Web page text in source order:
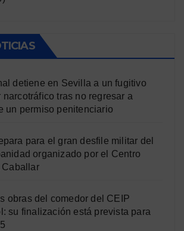
detiene en Sevilla a un fugitivo
narcotráfico tras no regresar a
un permiso penitenciario
para el gran desfile militar del
organizado por el Centro
Caballar
obras del comedor del CEIP
su finalización está prevista para